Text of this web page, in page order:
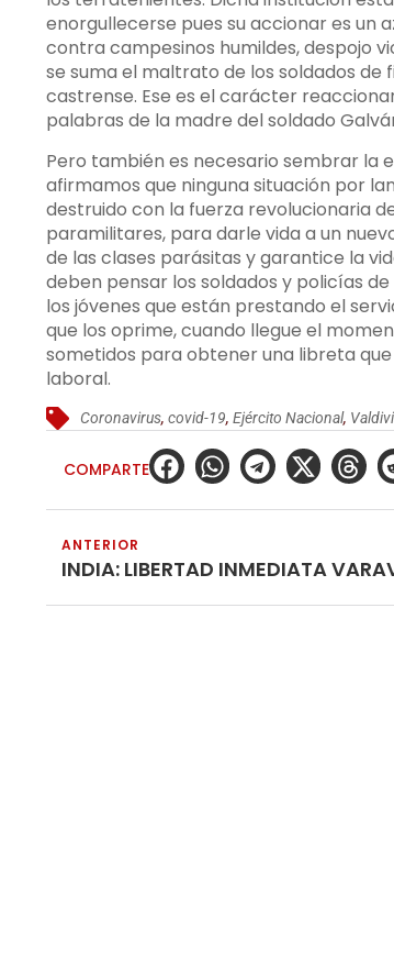
enorgullecerse pues su accionar es un
contra campesinos humildes, despojo
se suma el maltrato de los soldados de
castrense. Ese es el carácter
palabras de la madre del soldado
Pero también es necesario sembrar la
afirmamos que ninguna situación por
destruido con la fuerza revolucionaria
paramilitares, para darle vida a un
de las clases parásitas y garantice la
deben pensar los soldados y policías
los jóvenes que están prestando el
que los oprime, cuando llegue el
sometidos para obtener una libreta
laboral.
Coronavirus,covid-19,Ejército Nacional,
COMPARTE
ANTERIOR
INDIA: LIBERTAD INMEDIATA